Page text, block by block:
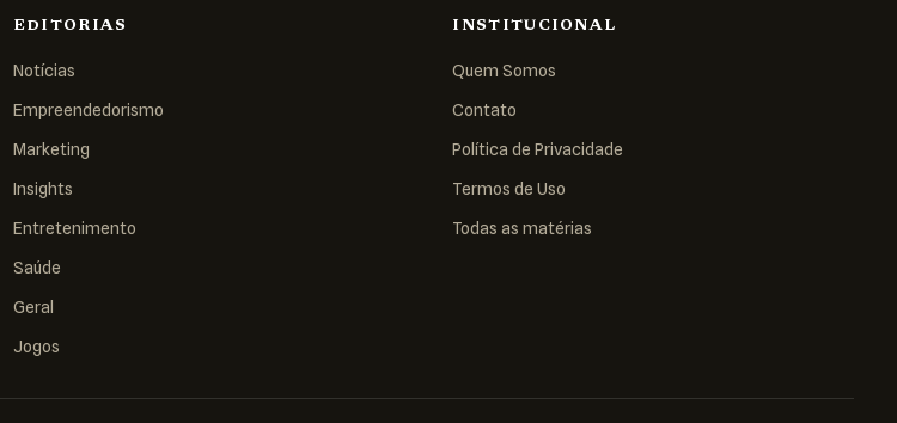
EDITORIAS
Notícias
Empreendedorismo
Marketing
Insights
Entretenimento
Saúde
Geral
Jogos
INSTITUCIONAL
Quem Somos
Contato
Política de Privacidade
Termos de Uso
Todas as matérias